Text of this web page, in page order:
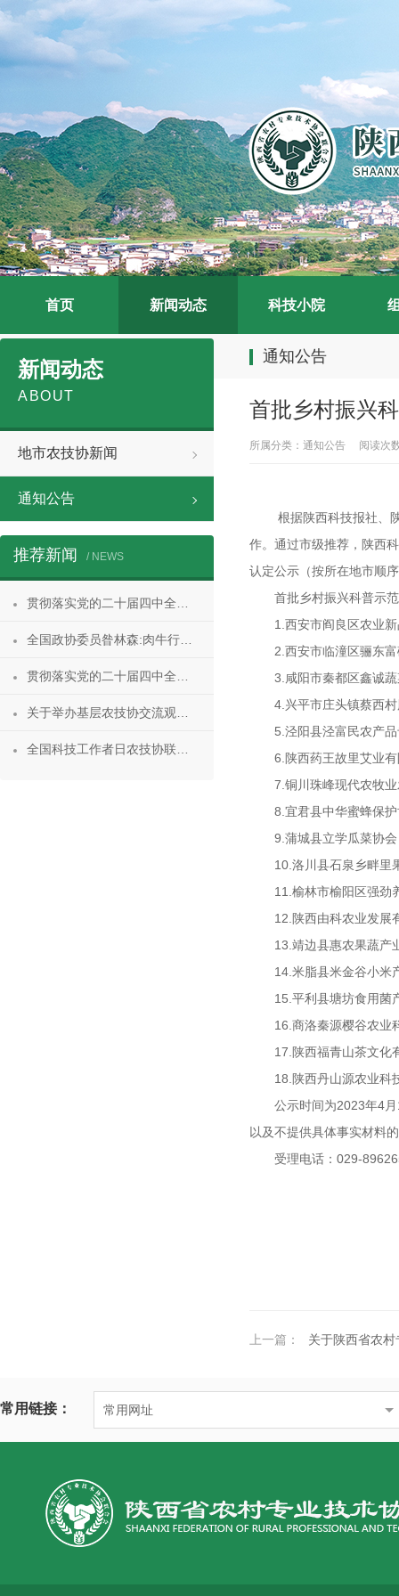
首页 新闻动态 科技小院
通知公告
新闻动态
ABOUT
地市农技协新闻
通知公告
推荐新闻 / NEWS
首批乡村振兴
所属分类：通知公告 阅读次
根据陕西科技报社、
作。通过市级推荐，陕西
认定公示（按所在地市顺
首批乡村振兴科普示
1.西安市阎良区农业
2.西安市临潼区骊东
3.咸阳市秦都区鑫诚
4.兴平市庄头镇蔡西
5.泾阳县泾富民农产
6.陕西药王故里艾业
7.铜川珠峰现代农牧
8.宜君县中华蜜蜂保
9.蒲城县立学瓜菜协
10.洛川县石泉乡畔里
11.榆林市榆阳区强劲
12.陕西由科农业发展
13.靖边县惠农果蔬产
14.米脂县米金谷小米
15.平利县塘坊食用菌
16.商洛秦源樱谷农业
17.陕西福青山茶文化
18.陕西丹山源农业科
公示时间为2023年4
以及不提供具体事实材料
受理电话：029-
上一篇： 关于陕西省农村专业技术协会联
常用链接： 常用网址